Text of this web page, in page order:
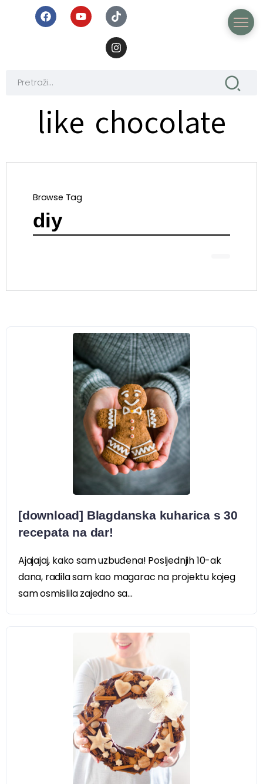
like chocolate
Browse Tag
diy
[download] Blagdanska kuharica s 30
recepata na dar!
Ajajajaj, kako sam uzbuđena! Posljednjih 10-ak
dana, radila sam kao magarac na projektu kojeg
sam osmislila zajedno sa...